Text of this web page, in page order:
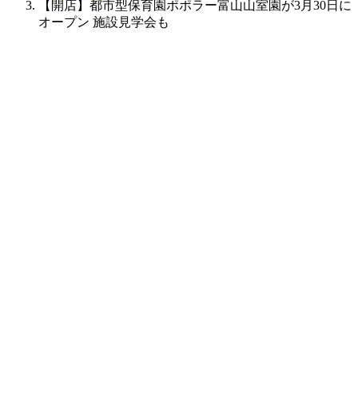
【開店】都市型保育園ポポラー富山山室園が3月30日に
オープン 施設見学会も